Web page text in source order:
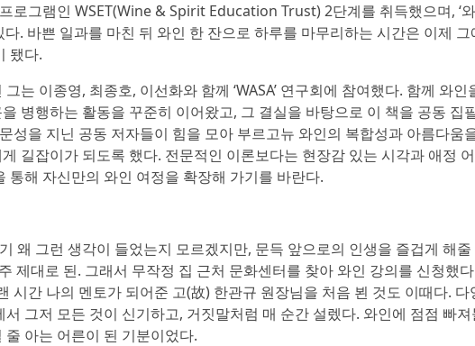
로그램인 WSET(Wine & Spirit Education Trust) 2단계를 취득했으며, ‘
. 바쁜 일과를 마친 뒤 와인 한 잔으로 하루를 마무리하는 시간은 이제 그
됐다.
는 이종영, 최종호, 이선화와 함께 ‘WASA’ 연구회에 참여했다. 함께 와인
병행하는 활동을 꾸준히 이어왔고, 그 결실을 바탕으로 이 책을 공동 집
성을 지닌 공동 저자들이 힘을 모아 부르고뉴 와인의 복합성과 아름다움
길잡이가 되도록 했다. 전문적인 이론보다는 현장감 있는 시각과 애정
통해 자신만의 와인 여정을 확장해 가기를 바란다.
왜 그런 생각이 들었는지 모르겠지만, 문득 앞으로의 인생을 즐겁게 해줄
제대로 된. 그래서 무작정 집 근처 문화센터를 찾아 와인 강의를 신청했
시간 나의 멘토가 되어준 고(故) 한관규 원장님을 처음 뵌 것도 이때다. 다
그저 모든 것이 신기하고, 거짓말처럼 매 순간 설렜다. 와인에 점점 빠져
아는 어른이 된 기분이었다.